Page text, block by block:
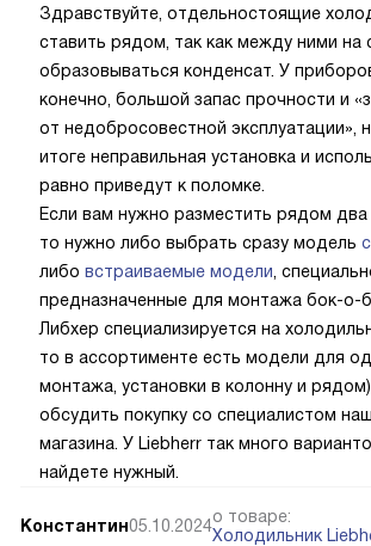
Здравствуйте, отдельностоящие
ставить рядом, так как между ними на
образовываться конденсат. У
конечно, большой запас прочности и
от недобросовестной эксплуатации»,
итоге неправильная установка и
равно приведут к поломке.
Если вам нужно разместить рядом два
то нужно либо выбрать сразу модель
либо встраиваемые модели ,
предназначенные для монтажа бок-о-
Либхер специализируется на
то в ассортименте есть модели для
монтажа, установки в колонну и
обсудить покупку со специалистом
магазина. У Liebherr так много
найдете нужный.
Константин05.10.2024о товаре:
Холодильник